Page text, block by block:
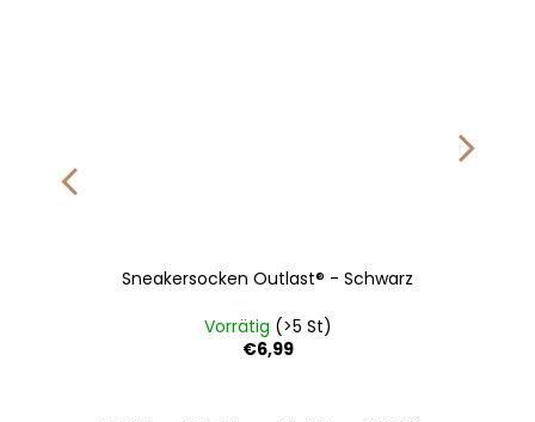
Sneakersocken Outlast® - Schwarz
Vorrätig (>5 St)
€6,99